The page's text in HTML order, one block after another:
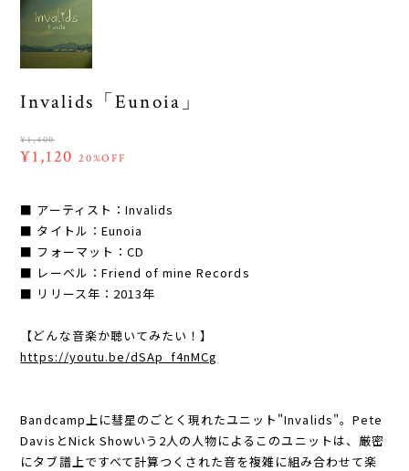
Invalids「Eunoia」
¥1,400
¥1,120 20%OFF
■ アーティスト：Invalids
■ タイトル：Eunoia
■ フォーマット：CD
■ レーベル：Friend of mine Records
■ リリース年：2013年
【どんな音楽か聴いてみたい！】
https://youtu.be/dSAp_f4nMCg
Bandcamp上に彗星のごとく現れたユニット"Invalids"。Pete
DavisとNick Showいう2人の人物によるこのユニットは、厳密
にタブ譜上ですべて計算つくされた音を複雑に組み合わせて楽